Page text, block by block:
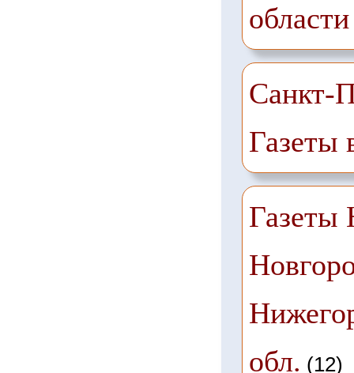
области
Санкт-
Газеты
Газеты
обл. (12)